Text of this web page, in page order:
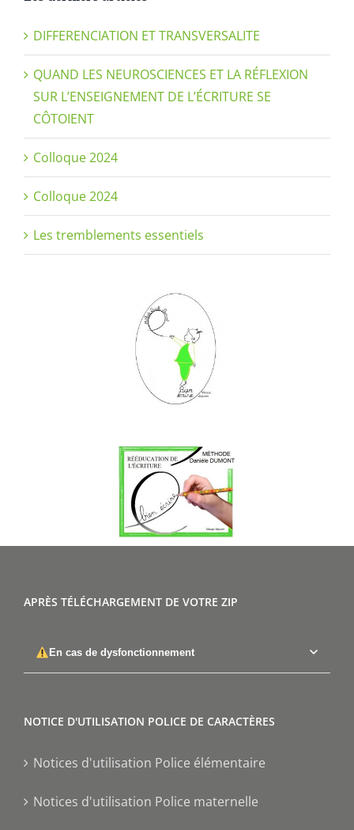
DIFFERENCIATION ET TRANSVERSALITE
QUAND LES NEUROSCIENCES ET LA RÉFLEXION
SUR L’ENSEIGNEMENT DE L’ÉCRITURE SE
CÔTOIENT
Colloque 2024
Colloque 2024
Les tremblements essentiels
APRÈS TÉLÉCHARGEMENT DE VOTRE ZIP
En cas de dysfonctionnement
NOTICE D'UTILISATION POLICE DE CARACTÈRES
Notices d'utilisation Police élémentaire
Notices d'utilisation Police maternelle